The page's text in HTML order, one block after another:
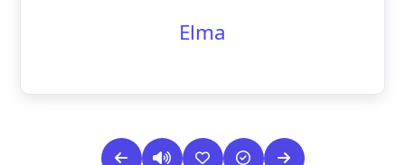
Elma